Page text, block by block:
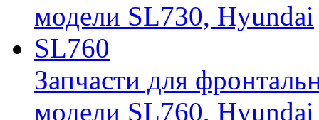
модели SL730, Hyundai
SL760
Запчасти для
модели SL760, Hyundai